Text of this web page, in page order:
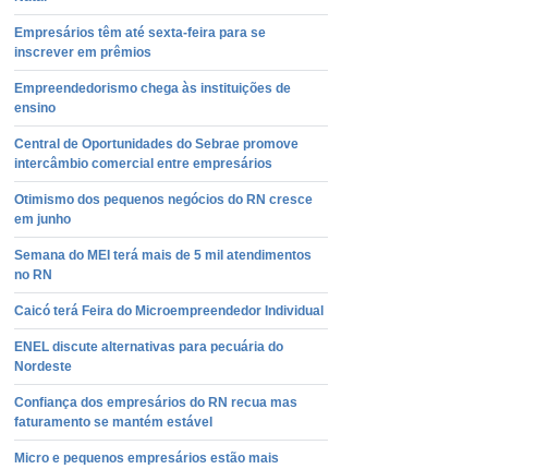
Empresários têm até sexta-feira para se
inscrever em prêmios
Empreendedorismo chega às instituições de
ensino
Central de Oportunidades do Sebrae promove
intercâmbio comercial entre empresários
Otimismo dos pequenos negócios do RN cresce
em junho
Semana do MEI terá mais de 5 mil atendimentos
no RN
Caicó terá Feira do Microempreendedor Individual
ENEL discute alternativas para pecuária do
Nordeste
Confiança dos empresários do RN recua mas
faturamento se mantém estável
Micro e pequenos empresários estão mais